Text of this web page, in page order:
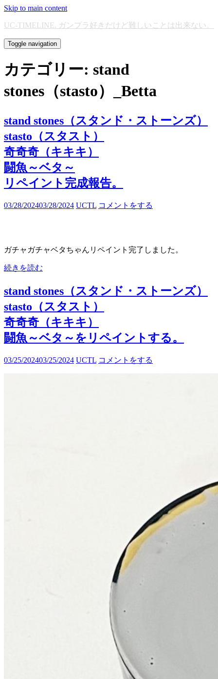
Skip to main content
UC-TIMELINE. ガンプラ好きだけど難しいことは出来ない。
Toggle navigation
カテゴリー: stand
stones（stasto）_Betta
stand stones（スタンド・ストーンズ）
stasto（スタスト）
奇奇奇（キキキ）
闘魚～ベタ～
リペイント完成報告。
03/28/202403/28/2024 UCTL コメントをする
ガチャガチャベタちゃんリペイント完了しました。
続きを読む
stand stones（スタンド・ストーンズ）
stasto（スタスト）
奇奇奇（キキキ）
闘魚～ベタ～をリペイントする。
03/25/202403/25/2024 UCTL コメントをする